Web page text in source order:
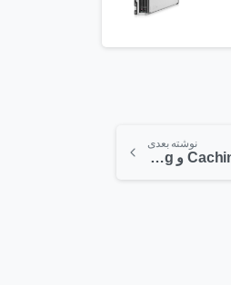
نوشته بعدی
تفاوت Caching و Tiering در مبحث ذخیره سازی